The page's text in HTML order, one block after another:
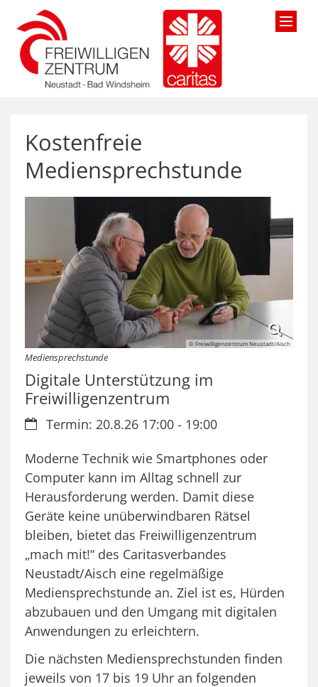
Zum Inhalt springen
Kostenfreie
Mediensprechstunde
© Freiwilligenzentrum Neustadt/Aisch
Mediensprechstunde
Digitale Unterstützung im
Freiwilligenzentrum
Datum:Termin: 20.8.26 17:00 - 19:00
Moderne Technik wie Smartphones oder
Computer kann im Alltag schnell zur
Herausforderung werden. Damit diese
Geräte keine unüberwindbaren Rätsel
bleiben, bietet das Freiwilligenzentrum
„mach mit!“ des Caritasverbandes
Neustadt/Aisch eine regelmäßige
Mediensprechstunde an. Ziel ist es, Hürden
abzubauen und den Umgang mit digitalen
Anwendungen zu erleichtern.
Die nächsten Mediensprechstunden finden
jeweils von 17 bis 19 Uhr an folgenden